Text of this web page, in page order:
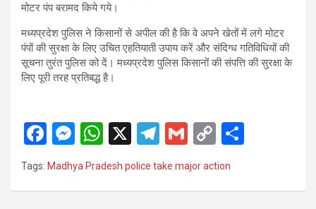
मोटर पंप बरामद किये गये।
मध्यप्रदेश पुलिस ने किसानों से अपील की है कि वे अपने खेतों में लगे मोटर
पंपों की सुरक्षा के लिए उचित एहतियाती उपाय करें और संदिग्ध गतिविधियों की
सूचना तुरंत पुलिस को दें। मध्यप्रदेश पुलिस किसानों की संपत्ति की सुरक्षा के
लिए पूरी तरह प्रतिबद्ध है।
F
a
ce
M
es
se
W
h
at
X
T
el
e
G
m
ail
C
o
py
Tags: Madhya Pradesh police take major action